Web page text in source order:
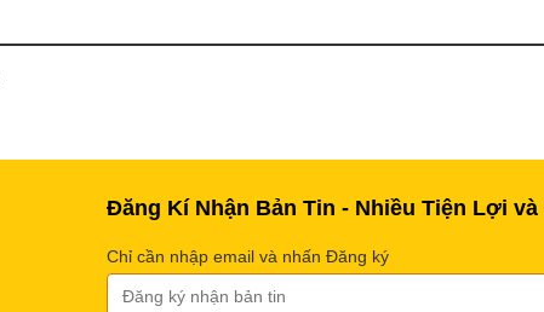
Đăng Kí Nhận Bản Tin - Nhiều Tiện Lợi
Chỉ cần nhập email và nhấn Đăng ký